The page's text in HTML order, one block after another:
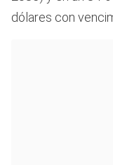
dólares con